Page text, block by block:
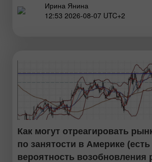
Пара USD/JPY продолжит
рост, который наблюдается на
Ирина Янина
12:53 2026-08-07 UTC+2
Как могут отреагировать
по занятости в Америке (есть
вероятность возобновления